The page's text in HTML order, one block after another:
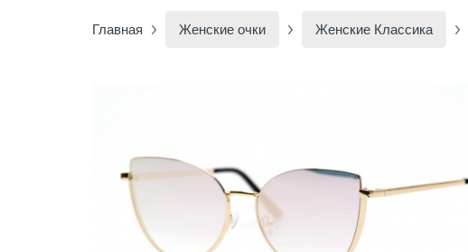
Главная Женские очки Женские Классика